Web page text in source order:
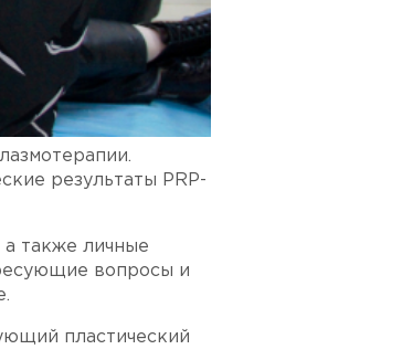
результаты PRP-
а также личные
вопросы и
пластический